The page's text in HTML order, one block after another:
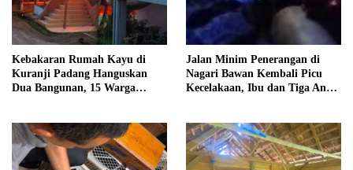
Kebakaran Rumah Kayu di
Kuranji Padang Hanguskan
Dua Bangunan, 15 Warga
Jalan Minim Penerangan di
Nagari Bawan Kembali Picu
Kecelakaan, Ibu dan Tiga Anak